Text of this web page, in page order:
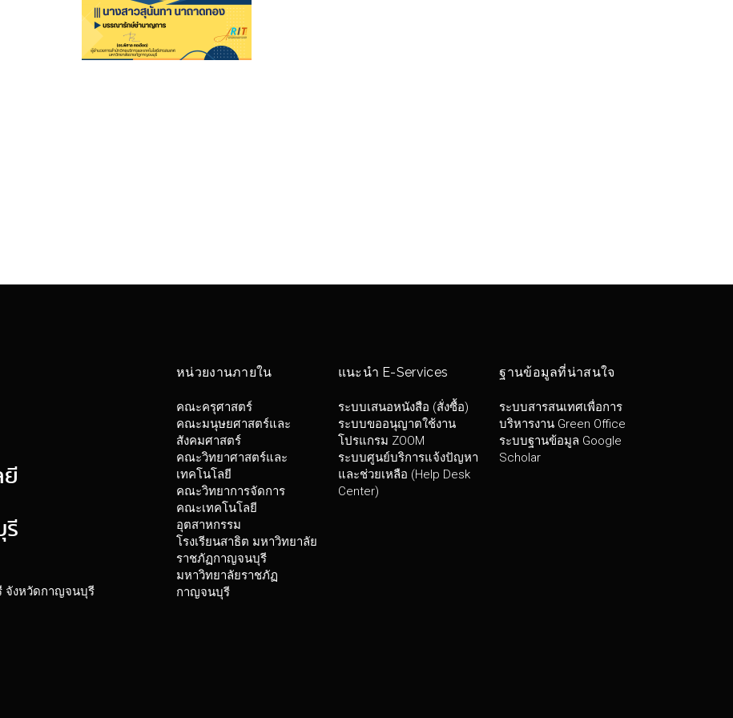
ยี
รี
จังหวัดกาญจนบุรี
หน่วยงานภายใน
คณะครุศาสตร์
คณะมนุษยศาสตร์และ
สังคมศาสตร์
คณะวิทยาศาสตร์และ
เทคโนโลยี
คณะวิทยาการจัดการ
คณะเทคโนโลยี
อุตสาหกรรม
โรงเรียนสาธิต มหาวิทยาลัย
ราชภัฏกาญจนบุรี
มหาวิทยาลัยราชภัฏ
กาญจนบุรี
แนะนำ E-Services
ระบบเสนอหนังสือ (สั่งซื้อ)
ระบบขออนุญาตใช้งาน
โปรแกรม ZOOM
ระบบศูนย์บริการแจ้งปัญหา
และช่วยเหลือ (Help Desk
Center)
ฐานข้อมูลที่น่าสนใจ
ระบบสารสนเทศเพื่อการ
บริหารงาน Green Office
ระบบฐานข้อมูล Google
Scholar